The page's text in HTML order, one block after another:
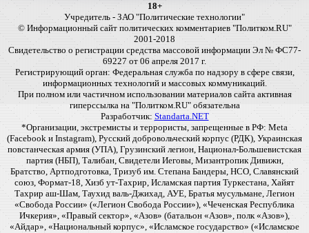
18+
Учредитель - ЗАО "Политические технологии"
© Информационный сайт политических комментариев "Политком.RU"
2001-2018
Свидетельство о регистрации средства массовой информации Эл № ФС77-
69227 от 06 апреля 2017 г.
Регистрирующий орган: Федеральная служба по надзору в сфере связи,
информационных технологий и массовых коммуникаций.
При полном или частичном использовании материалов сайта активная
гиперссылка на "Политком.RU" обязательна
Разработчик: Standarta.NET
*Организации, экстремисты и террористы, запрещенные в РФ: Meta
(Facebook и Instagram), Русский добровольческий корпус (РДК), Украинская
повстанческая армия (УПА), Грузинский легион, Национал-Большевистская
партия (НБП), Талибан, Свидетели Иеговы, Мизантропик Дивижн,
Братство, Артподготовка, Тризуб им. Степана Бандеры, НСО, Славянский
союз, Формат-18, Хизб ут-Тахрир, Исламская партия Туркестана, Хайят
Тахрир аш-Шам, Таухид валь-Джихад, АУЕ, Братья мусульмане, Легион
«Свобода России» («Легион Свобода России»), «Чеченская Республика
Ичкерия», «Правый сектор», «Азов» (батальон «Азов», полк «Азов»),
«Айдар», «Национальный корпус», «Исламское государство» («Исламское